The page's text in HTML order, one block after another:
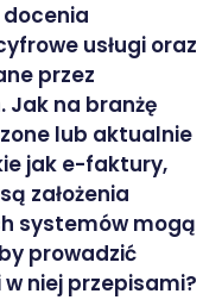
usługi oraz
przez
na branżę
lub aktualnie
jak e-faktury,
założenia
systemów mogą
prowadzić
niej przepisami?